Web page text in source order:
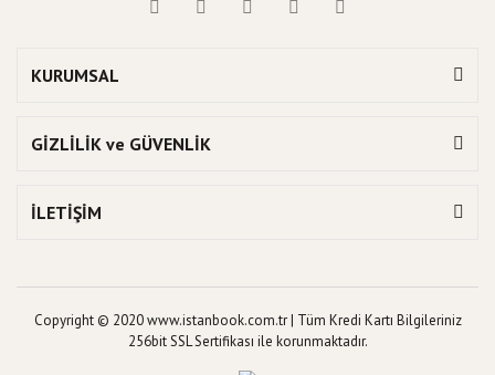
KURUMSAL
GİZLİLİK ve GÜVENLİK
İLETİŞİM
Copyright © 2020 www.istanbook.com.tr | Tüm Kredi Kartı Bilgileriniz
256bit SSL Sertifikası ile korunmaktadır.